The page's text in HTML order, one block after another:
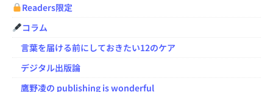
Readers限定
コラム
言葉を届ける前にしておきたい12のケア
デジタル出版論
鷹野凌の publishing is wonderful